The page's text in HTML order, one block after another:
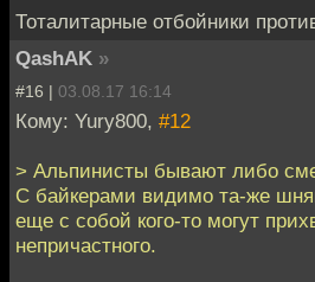
Тоталитарные отбойники
QashAK »
#16 | 03.08.17 16:14
Кому: Yury800, #12
> Альпинисты бывают либо
С байкерами видимо та-же
еще с собой кого-то могут
непричастного.